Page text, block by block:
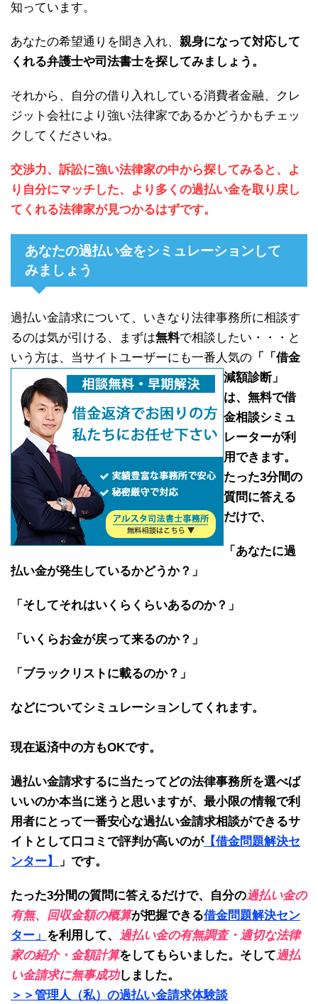
知っています。
あなたの希望通りを聞き入れ、 親身になって対応して
くれる弁護士や司法書士を探してみましょう。
それから、自分の借り入れしている消費者金融、クレ
ジット会社により強い法律家であるかどうかもチェッ
クしてくださいね。
交渉力、訴訟に強い法律家の中から探してみると、よ
り自分にマッチした、より多くの過払い金を取り戻し
てくれる法律家が見つかるはずです。
あなたの過払い金をシミュレーションして
みましょう
過払い金請求について、いきなり法律事務所に相談す
るのは気が引ける、まずは無料で相談したい・・・と
いう方は、当サイトユーザーにも一番人気の 「
「借金
減額診断」
は、 無料で借
金相談シミュ
レーターが利
用できます。
たった3分間の
質問に答える
だけで、
「あなたに過
払い金が発生しているかどうか？」
「そしてそれはいくらくらいあるのか？」
「いくらお金が戻って来るのか？」
「ブラックリストに載るのか？」
などについてシミュレーションしてくれます。
現在返済中の方もOKです。
過払い金請求するに当たってどの法律事務所を選べば
いいのか本当に迷うと思いますが、最小限の情報で利
用者にとって一番安心な過払い金請求相談ができるサ
イトとして口コミで評判が高いのが【借金問題解決セ
ンター】
」 です。
たった3分間の質問に答えるだけで、自分の過払い金の
有無、回収金額の概算が把握できる借金問題解決セン
ター」 を利用して、
過払い金の有無調査・適切な法律
家の紹介・金額計算をしてもらいました。そして過払
い金請求に無事成功しました。
＞＞管理人（私）の過払い金請求体験談